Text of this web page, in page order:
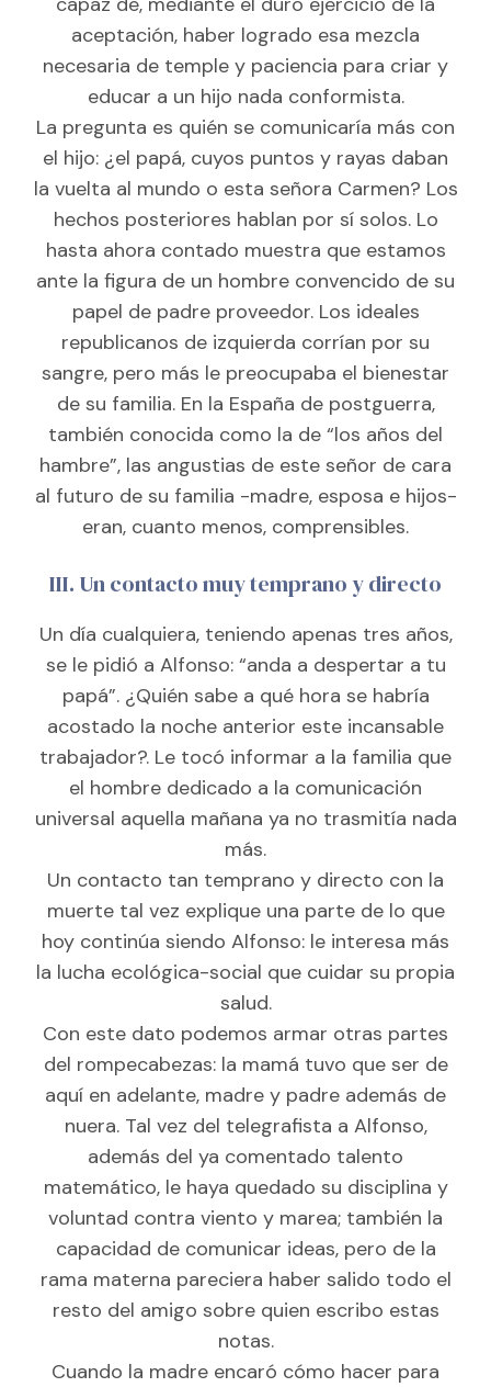
aceptación, haber logrado esa mezcla
necesaria de temple y paciencia para criar y
educar a un hijo nada conformista.
La pregunta es quién se comunicaría más con
el hijo: ¿el papá, cuyos puntos y rayas daban
la vuelta al mundo o esta señora Carmen? Los
hechos posteriores hablan por sí solos. Lo
hasta ahora contado muestra que estamos
ante la figura de un hombre convencido de su
papel de padre proveedor. Los ideales
republicanos de izquierda corrían por su
sangre, pero más le preocupaba el bienestar
de su familia. En la España de postguerra,
también conocida como la de “los años del
hambre”, las angustias de este señor de cara
al futuro de su familia -madre, esposa e hijos-
eran, cuanto menos, comprensibles.
III. Un contacto muy temprano y directo
Un día cualquiera, teniendo apenas tres años,
se le pidió a Alfonso: “anda a despertar a tu
papá”. ¿Quién sabe a qué hora se habría
acostado la noche anterior este incansable
trabajador?. Le tocó informar a la familia que
el hombre dedicado a la comunicación
universal aquella mañana ya no trasmitía nada
más.
Un contacto tan temprano y directo con la
muerte tal vez explique una parte de lo que
hoy continúa siendo Alfonso: le interesa más
la lucha ecológica-social que cuidar su propia
salud.
Con este dato podemos armar otras partes
del rompecabezas: la mamá tuvo que ser de
aquí en adelante, madre y padre además de
nuera. Tal vez del telegrafista a Alfonso,
además del ya comentado talento
matemático, le haya quedado su disciplina y
voluntad contra viento y marea; también la
capacidad de comunicar ideas, pero de la
rama materna pareciera haber salido todo el
resto del amigo sobre quien escribo estas
notas.
Cuando la madre encaró cómo hacer para